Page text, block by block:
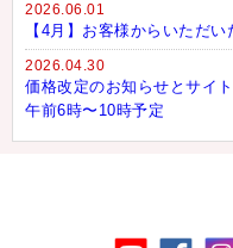
2026.06.01
【4月】お客様からいただい
2026.04.30
価格改定のお知らせとサイ
午前6時〜10時予定